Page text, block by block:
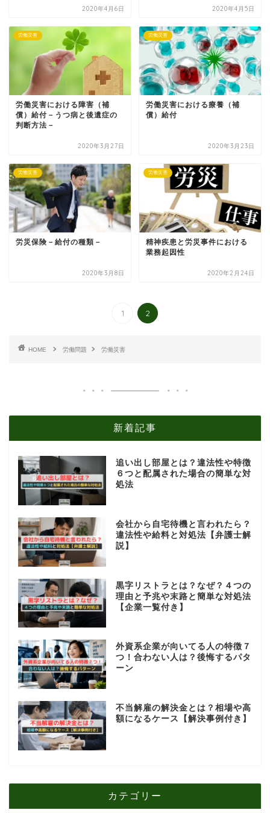
2020年4月6日 2020年4月5日
労働災害
労働災害における障害（補
償）給付－うつ病と後遺症の
判断方法－
2020年3月27日
労働災害
労働災害における療養（補
償）給付
2020年3月23日
労働災害
労災保険－給付の種類－
2020年3月8日
労働災害
精神疾患と労災事件における
業務起因性
2020年2月24日
1 2
HOME 労働問題 労働災害
新着記事
追い出し部屋とは？違法性や特徴
６つと配属された場合の簡単な対
処法
会社から自宅待機と言われたら？
違法性や給料と対処法【弁護士解
説】
黒字リストラとは？なぜ？４つの
理由と予兆や末路と簡単な対処法
【企業一覧付き】
外資系企業が向いてる人の特徴７
つ！合わない人は？後悔するパタ
ーン
不当解雇の解決金とは？相場や高
額になるケース【解決事例付き】
カテゴリー